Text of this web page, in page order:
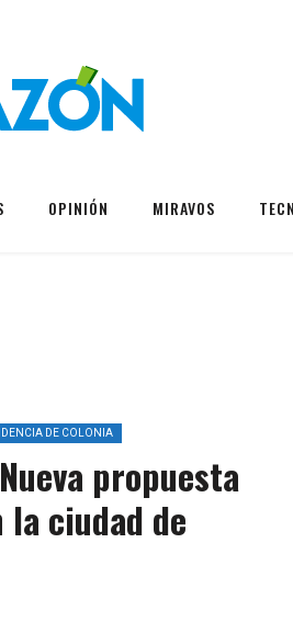
OPINIÓN MIRAVOS
DE COLONIA
propuesta
ciudad de